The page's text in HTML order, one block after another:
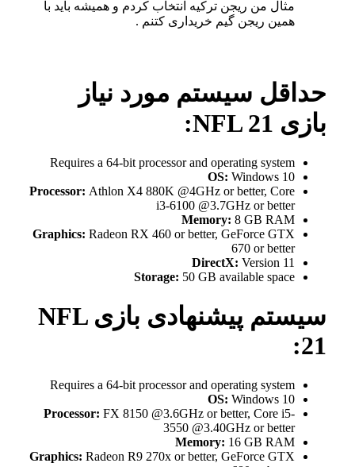
مثال من ریجن ترکیه انتخاب کردم و همیشه باید با
همین ریجن گیم خریداری کتنم .
حداقل سیستم مورد نیاز
بازی NFL 21:
Requires a 64-bit processor and operating system
OS: Windows 10
Processor: Athlon X4 880K @4GHz or better, Core
i3-6100 @3.7GHz or better
Memory: 8 GB RAM
Graphics: Radeon RX 460 or better, GeForce GTX
670 or better
DirectX: Version 11
Storage: 50 GB available space
سیستم پیشنهادی بازی NFL
21:
Requires a 64-bit processor and operating system
OS: Windows 10
Processor: FX 8150 @3.6GHz or better, Core i5-
3550 @3.40GHz or better
Memory: 16 GB RAM
Graphics: Radeon R9 270x or better, GeForce GTX